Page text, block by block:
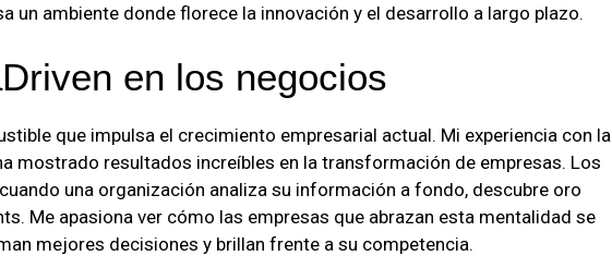
un ambiente donde florece la innovación y el desarrollo a largo plazo.
en los negocios
que impulsa el crecimiento empresarial actual. Mi experiencia con la
mostrado resultados increíbles en la transformación de empresas. Los
una organización analiza su información a fondo, descubre oro
Me apasiona ver cómo las empresas que abrazan esta mentalidad se
mejores decisiones y brillan frente a su competencia.